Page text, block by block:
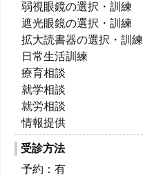
弱視眼鏡の選択・訓練
遮光眼鏡の選択・訓練
拡大読書器の選択・訓練
日常生活訓練
療育相談
就学相談
就労相談
情報提供
受診方法
予約：有